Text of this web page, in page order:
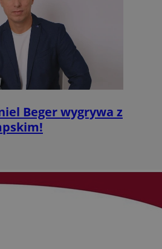
Beger wygrywa z